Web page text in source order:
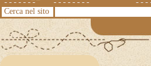
Cerca nel sito